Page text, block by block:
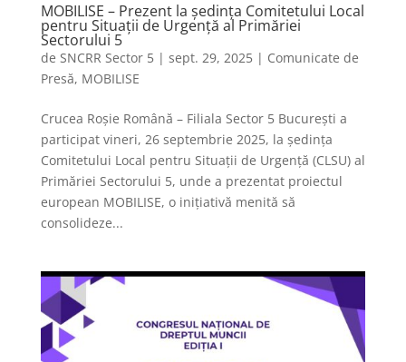
MOBILISE – Prezent la ședința Comitetului Local
pentru Situații de Urgență al Primăriei
Sectorului 5
de SNCRR Sector 5| sept. 29, 2025| Comunicate de
Presă, MOBILISE
Crucea Roșie Română – Filiala Sector 5 București a
participat vineri, 26 septembrie 2025, la ședința
Comitetului Local pentru Situații de Urgență (CLSU) al
Primăriei Sectorului 5, unde a prezentat proiectul
european MOBILISE, o inițiativă menită să
consolideze...